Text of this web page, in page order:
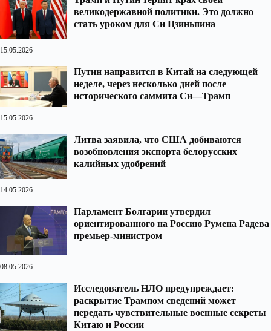
великодержавной политики. Это должно
стать уроком для Си Цзиньпина
15.05.2026
Путин направится в Китай на следующей
неделе, через несколько дней после
исторического саммита Си—Трамп
15.05.2026
Литва заявила, что США добиваются
возобновления экспорта белорусских
калийных удобрений
14.05.2026
Парламент Болгарии утвердил
ориентированного на Россию Румена Радева
премьер-министром
08.05.2026
Исследователь НЛО предупреждает:
раскрытие Трампом сведений может
передать чувствительные военные секреты
Китаю и России